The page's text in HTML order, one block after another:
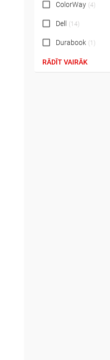
ColorWay (4)
Dell (14)
Durabook (1 )
RĀDĪT VAIRĀK